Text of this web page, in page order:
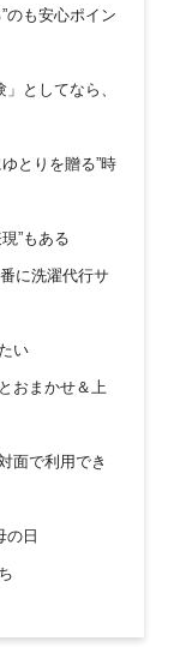
のも安心ポイン
としてなら、
とりを贈る”時
”もある
に洗濯代行サ
い
おまかせ＆上
面で利用でき
の日